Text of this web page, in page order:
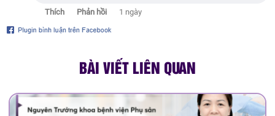
Thích Phản hồi 1 ngày
BÀI VIẾT LIÊN QUAN